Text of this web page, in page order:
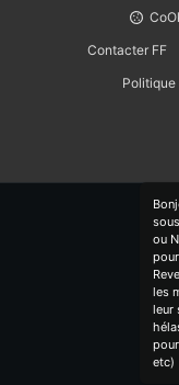
Contacter FF
ou
les
leur
etc)